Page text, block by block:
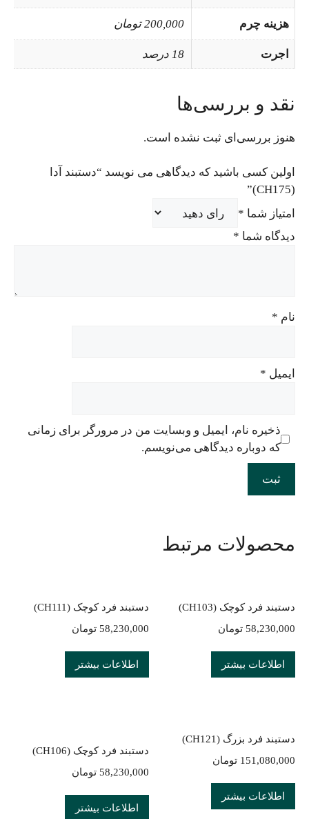
هزینه چرم 200,000 تومان
اجرت 18 درصد
نقد و بررسی‌ها
هنوز بررسی‌ای ثبت نشده است.
اولین کسی باشید که دیدگاهی می نویسد “دستبند آدا
(CH175)”
امتیاز شما *
دیدگاه شما *
نام *
ایمیل *
ذخیره نام، ایمیل و وبسایت من در مرورگر برای زمانی
که دوباره دیدگاهی می‌نویسم.
محصولات مرتبط
دستبند فرد کوچک (CH103)
58,230,000 تومان
اطلاعات بیشتر
دستبند فرد کوچک (CH111)
58,230,000 تومان
اطلاعات بیشتر
دستبند فرد بزرگ (CH121)
151,080,000 تومان
اطلاعات بیشتر
دستبند فرد کوچک (CH106)
58,230,000 تومان
اطلاعات بیشتر